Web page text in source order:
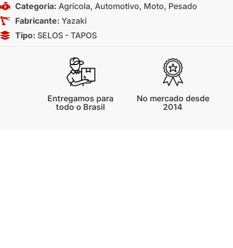
Categoria: Agrícola, Automotivo, Moto, Pesado
Fabricante: Yazaki
Tipo: SELOS - TAPOS
Entregamos para
todo o Brasil
No mercado desde
2014